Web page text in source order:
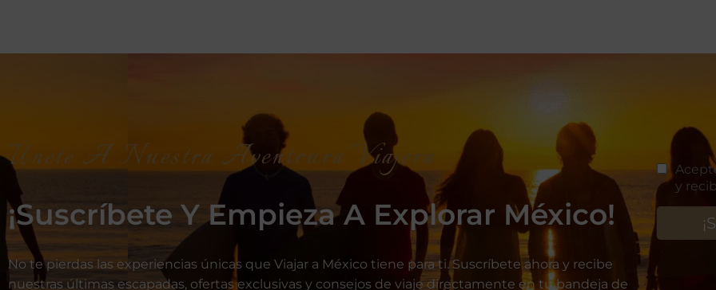
Únete A Nuestra Aventrura Viajera
¡Suscríbete Y Empieza A Explorar México!
No te pierdas las experiencias únicas que Viajar a México tiene para ti. Suscríbete ahora y recibe
nuestras últimas escapadas, ofertas exclusivas y consejos de viaje directamente en tu bandeja de